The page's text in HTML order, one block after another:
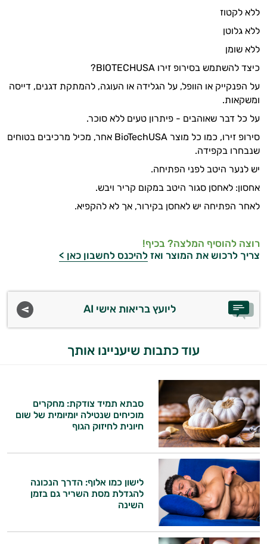
ללא לקטוז
ללא גלוטן
ללא שומן
כיצד להשתמש בסירופ זירו BIOTECHUSA?
על הפנקייק או הוופל, על הגלידה או העוגה, להמתקת דגנים, דייסה
ומשקאות.
על כל דבר שאוהבים - פיתרון טעים ללא סוכר.
סירופ זירו, כמו כל מוצר BioTechUSA אחר, מכיל מרכיבים בטוחים
שנבחרו בקפידה.
יש לנער היטב לפני הפתיחה.
אחסון: לאחסן סגור היטב במקום קריר ויבש.
לאחר הפתיחה יש לאחסן בקירור, אך לא להקפיא.
רוצה להוסיף המלצה? בכיף!
צריך לרכוש את המוצר ואז להיכנס לחשבון כאן >
ליועץ בריאות אישי AI
עוד כתבות שיעניינו אותך
סבתא תמיד צודקת: מחקרים
מוכיחים שנטילה יומיומית של שום
חיונית לחיזוק הגוף
לישון כמו אלוף: הדרך הנכונה
להגדלת מסת השריר גם בזמן
השינה
היי,
אני יועץ הבריאות האישי AI של טבע בריא.